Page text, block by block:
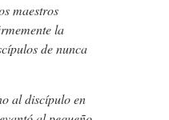
maestros
la
de nunca
al discípulo en